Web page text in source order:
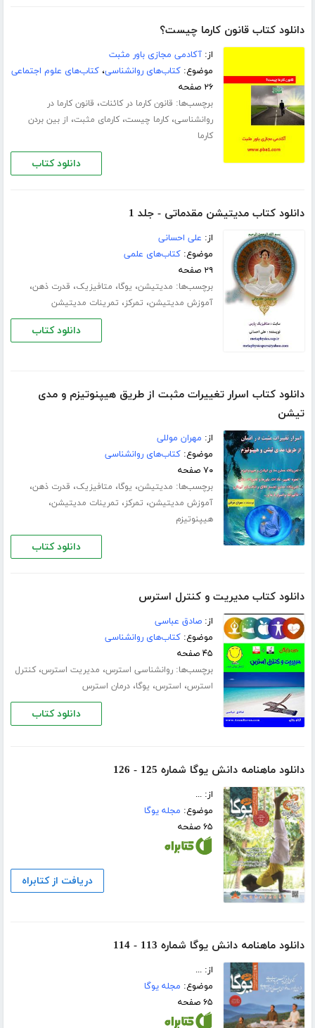
دانلود کتاب قانون کارما چیست؟
از:آکادمی مجازی باور مثبت
موضوع:کتاب‌های روانشناسی،کتاب‌های علوم اجتماعی
۲۶ صفحه
برچسب‌ها: قانون کارما در کائنات، قانون کارما در
روانشناسی،کارما چیست،کارمای مثبت، از بین بردن
کارما
دانلود کتاب
دانلود کتاب مدیتیشن مقدماتی - جلد 1
از: علی احسانی
موضوع:کتاب‌های علمی
۲۹ صفحه
برچسب‌ها: مدیتیشن، یوگا، متافیزیک، قدرت ذهن،
آموزش مدیتیشن، تمرکز، تمرینات مدیتیشن
دانلود کتاب
دانلود کتاب اسرار تغییرات مثبت از طریق هیپنوتیزم و مدی
تیشن
از: مهران موللی
موضوع:کتاب‌های روانشناسی
۷۰ صفحه
برچسب‌ها: مدیتیشن، یوگا، متافیزیک، قدرت ذهن،
آموزش مدیتیشن، تمرکز، تمرینات مدیتیشن،
هیپنوتیزم
دانلود کتاب
دانلود کتاب مدیریت و کنترل استرس
از:صادق عباسی
موضوع:کتاب‌های روانشناسی
۴۵ صفحه
برچسب‌ها:روانشناسی استرس، مدیریت استرس،کنترل
استرس، استرس، یوگا،درمان استرس
دانلود کتاب
دانلود ماهنامه دانش یوگا شماره 125 - 126
از: ...
موضوع: مجله یوگا
۶۵ صفحه
دریافت از کتابراه
دانلود ماهنامه دانش یوگا شماره 113 - 114
از: ...
موضوع: مجله یوگا
۶۵ صفحه